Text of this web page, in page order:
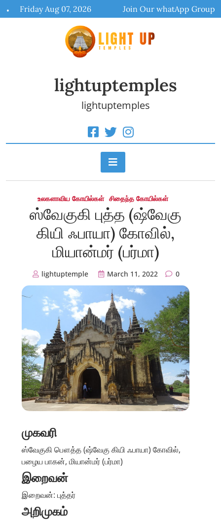
to
Friday Aug 07, 2026 Join Our whatApp Group
lightuptemples
lightuptemples
உலகளாவிய கோயில்கள் சிதைந்த கோயில்கள்
ஸ்வேகுகி புத்த (ஷ்வேகு
கியி ஃபாயா) கோவில்,
மியான்மர் (பர்மா)
lightuptemple March 11, 2022 0
முகவரி
ஸ்வேகுகி பௌத்த (ஷ்வேகு கியி ஃபாயா) கோவில்,
பழைய பாகன், மியான்மர் (பர்மா)
இறைவன்
இறைவன்: புத்தர்
அறிமுகம்